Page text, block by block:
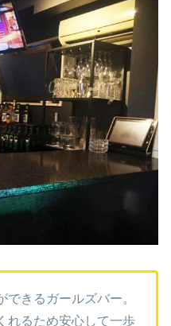
きるガールズバー。
れるため安心して一歩